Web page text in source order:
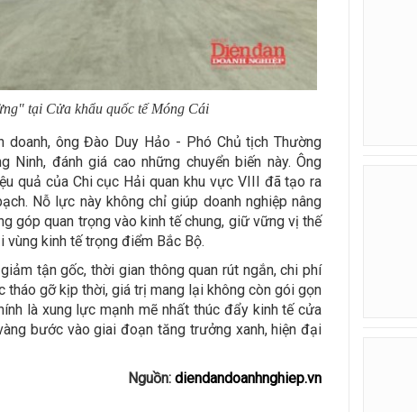
tại Cửa khẩu quốc tế Móng Cái
ông Đào Duy Hảo - Phó Chủ tịch Thường
Ninh, đánh giá cao những chuyển biến này. Ông
quả của Chi cục Hải quan khu vực VIII đã tạo ra
Nỗ lực này không chỉ giúp doanh nghiệp nâng
góp quan trọng vào kinh tế chung, giữ vững vị thế
kinh tế trọng điểm Bắc Bộ.
tận gốc, thời gian thông quan rút ngắn, chi phí
gỡ kịp thời, giá trị mang lại không còn gói gọn
là xung lực mạnh mẽ nhất thúc đẩy kinh tế cửa
bước vào giai đoạn tăng trưởng xanh, hiện đại
Nguồn:diendandoanhnghiep.vn